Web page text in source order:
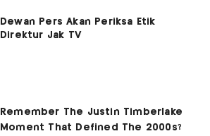
Dewan Pers Akan Periksa Etik
Direktur Jak TV